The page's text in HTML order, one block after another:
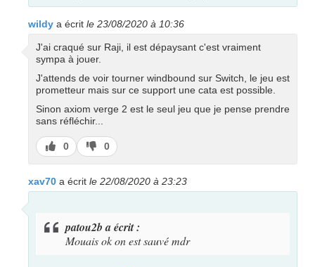
wildy a écrit le 23/08/2020 à 10:36
J'ai craqué sur Raji, il est dépaysant c'est vraiment
sympa à jouer.
J'attends de voir tourner windbound sur Switch, le jeu est
prometteur mais sur ce support une cata est possible.
Sinon axiom verge 2 est le seul jeu que je pense prendre
sans réfléchir...
J’aime
0
J’aime
pas
0
xav70 a écrit le 22/08/2020 à 23:23
patou2b a écrit :
Mouais ok on est sauvé mdr